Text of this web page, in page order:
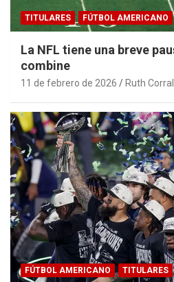
TITULARES FÚTBOL AMERICANO
La NFL tiene una breve
combine
11 de febrero de 2026 Ruth
FÚTBOL AMERICANO TITULARES